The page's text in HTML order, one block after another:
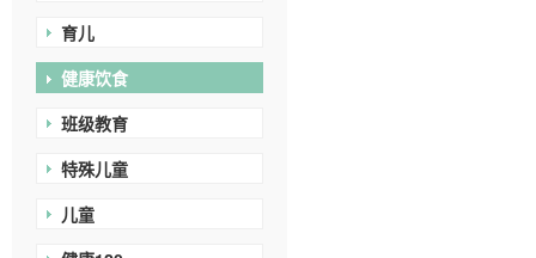
育儿
健康饮食
班级教育
特殊儿童
儿童